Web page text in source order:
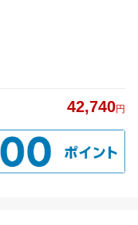
42,740円